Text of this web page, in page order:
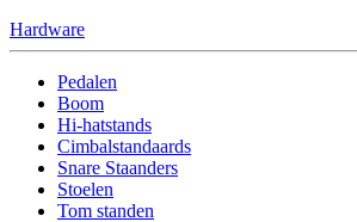
Hardware
Pedalen
Boom
Hi-hatstands
Cimbalstandaards
Snare Staanders
Stoelen
Tom standen